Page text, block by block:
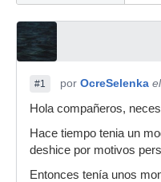
#1 por OcreSelenka
Hola compañeros,
Hace tiempo tenia un
deshice por motivos
Entonces tenía unos